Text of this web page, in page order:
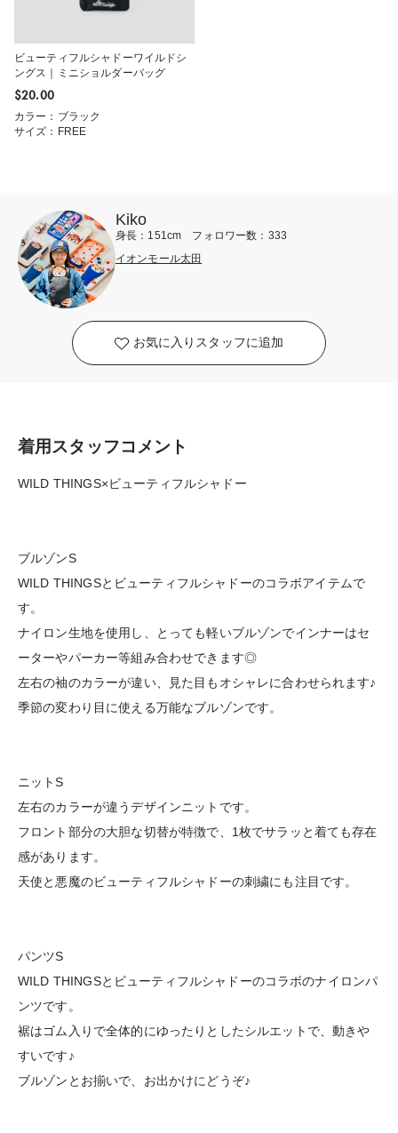
ビューティフルシャドーワイルドシ
ングス｜ミニショルダーバッグ
$‌20.00
カラー：ブラック
サイズ：FREE
Kiko
身長：151cm フォロワー数：333
イオンモール太田
お気に入りスタッフに追加
着用スタッフコメント
WILD THINGS×ビューティフルシャドー
ブルゾンS
WILD THINGSとビューティフルシャドーのコラボアイテムで
す。
ナイロン生地を使用し、とっても軽いブルゾンでインナーはセ
ーターやパーカー等組み合わせできます◎
左右の袖のカラーが違い、見た目もオシャレに合わせられます♪
季節の変わり目に使える万能なブルゾンです。
ニットS
左右のカラーが違うデザインニットです。
フロント部分の大胆な切替が特徴で、1枚でサラッと着ても存在
感があります。
天使と悪魔のビューティフルシャドーの刺繍にも注目です。
パンツS
WILD THINGSとビューティフルシャドーのコラボのナイロンパ
ンツです。
裾はゴム入りで全体的にゆったりとしたシルエットで、動きや
すいです♪
ブルゾンとお揃いで、お出かけにどうぞ♪